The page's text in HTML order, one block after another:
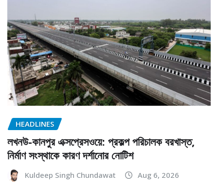
HEADLINES
লখনউ-কানপুর এক্সপ্রেসওয়ে: প্রকল্প পরিচালক বরখাস্ত,
নির্মাণ সংস্থাকে কারণ দর্শানোর নোটিশ
Kuldeep Singh Chundawat Aug 6, 2026